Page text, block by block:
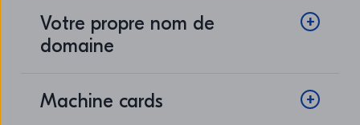
Votre propre nom de
domaine
Machine cards